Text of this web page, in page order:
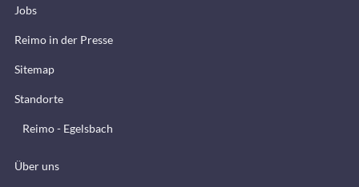
Jobs
Reimo in der Presse
Sitemap
Standorte
Reimo - Egelsbach
Über uns